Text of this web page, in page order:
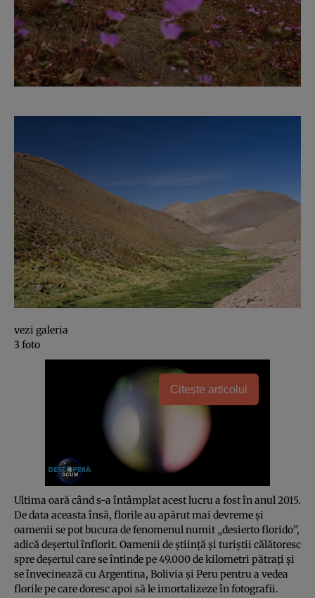
vezi galeria
3 foto
Citește articolul
Ultima oară când s-a întâmplat acest lucru a fost în anul 2015.
De data aceasta însă, florile au apărut mai devreme şi
oamenii se pot bucura de fenomenul numit „desierto florido”,
adică deşertul înflorit. Oamenii de ştiinţă şi turiştii călătoresc
spre deşertul care se întinde pe 49.000 de kilometri pătraţi şi
se învecinează cu Argentina, Bolivia şi Peru pentru a vedea
florile pe care doresc apoi să le imortalizeze în fotografii.